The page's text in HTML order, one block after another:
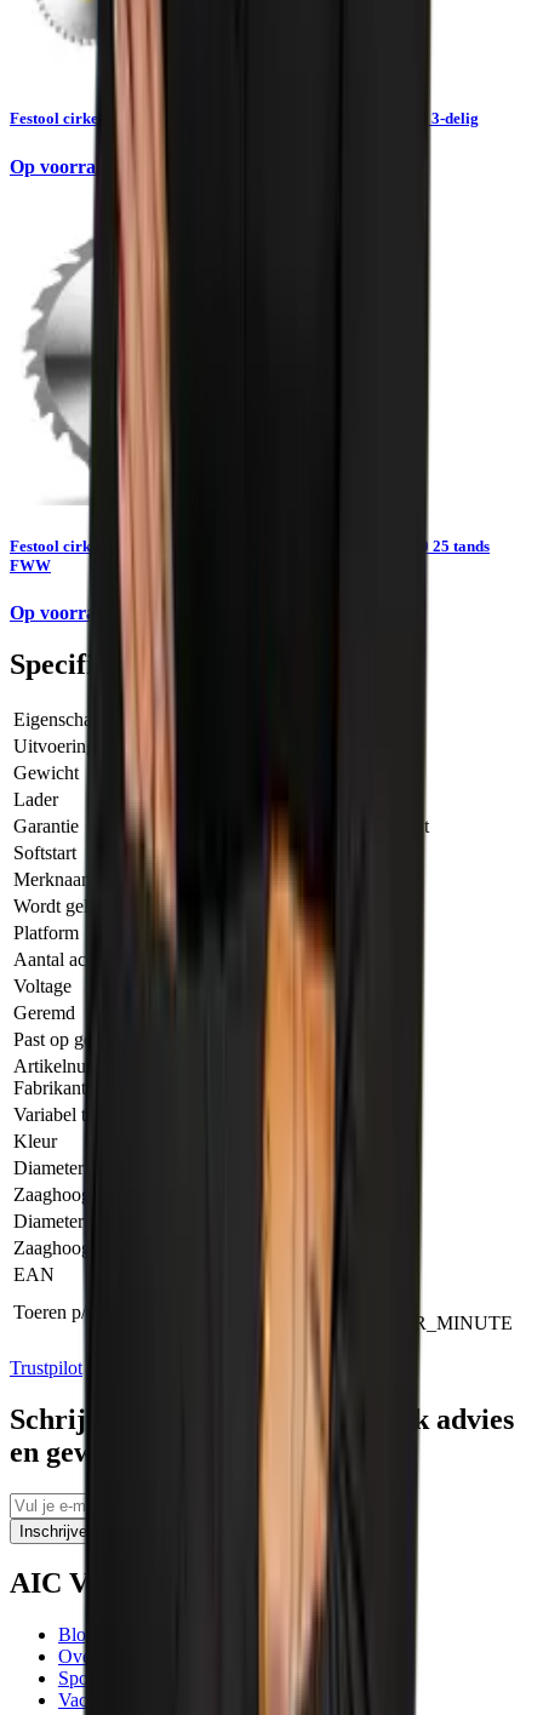
Festool cirkelzaagbladenset MULTI-MATERIAL 160x1,8x20 3-delig
Op voorraad
Festool cirkelzaagblad WOOD UNIVERSAL HW 160x1,6x20 25 tands
FWW
Op voorraad
Specificaties
Eigenschap
Uitvoering
Gewicht
Lader
Garantie
3 Jaar na registratie bij fabrikant
Softstart
Merknaam
Wordt geleverd in
Systainer³ Gereedschapsbox
Platform
Aantal accu's
Geen accu's meegeleverd
Voltage
Geremd
Past op geleiderail
Artikelnummer
Fabrikant
Variabel toerental
Kleur
Diameter asgat
Zaaghoogte (45°)
Diameter blad/schijf
Zaaghoogte (90°)
EAN
Toeren p/min
ROTATIONAL_SPEED_PER_MINUTE
Trustpilot
Schrijf je in voor tips, persoonlijk advies
en geweldige aanbiedingen
Inschrijven
AIC Visser
Blogs
Over ons
Sponsoring
Vacatures